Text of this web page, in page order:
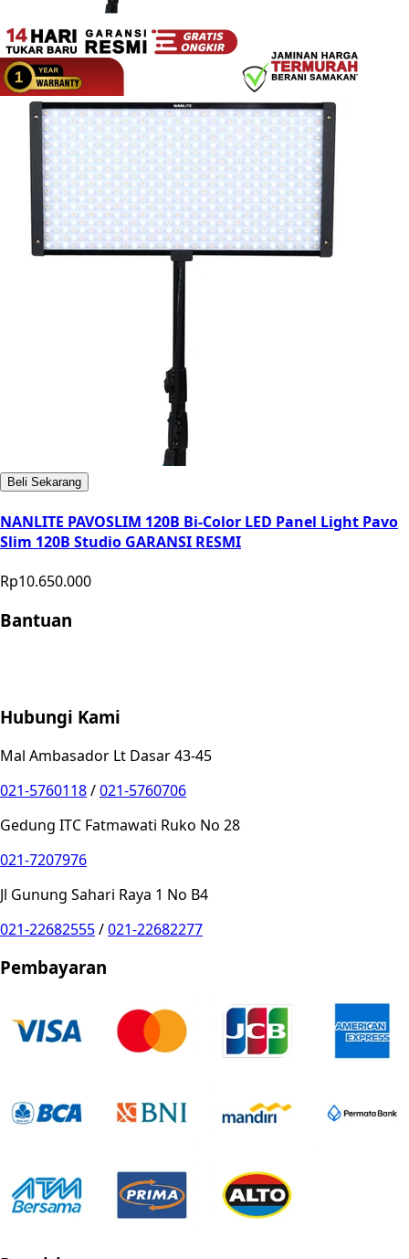
Beli Sekarang
NANLITE PAVOSLIM 120B Bi-Color LED Panel Light Pavo
Slim 120B Studio GARANSI RESMI
Rp10.650.000
Bantuan
Hubungi Kami
Mal Ambasador Lt Dasar 43-45
021-5760118/021-5760706
Gedung ITC Fatmawati Ruko No 28
021-7207976
Jl Gunung Sahari Raya 1 No B4
021-22682555/021-22682277
Pembayaran